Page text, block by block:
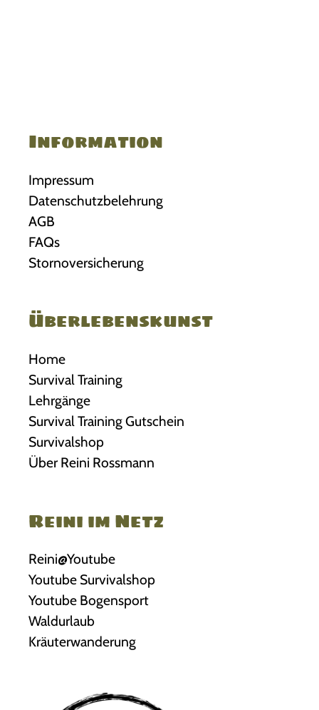
Information
Impressum
Datenschutzbelehrung
AGB
FAQs
Stornoversicherung
Überlebenskunst
Home
Survival Training
Lehrgänge
Survival Training Gutschein
Survivalshop
Über Reini Rossmann
Reini im Netz
Reini@Youtube
Youtube Survivalshop
Youtube Bogensport
Waldurlaub
Kräuterwanderung